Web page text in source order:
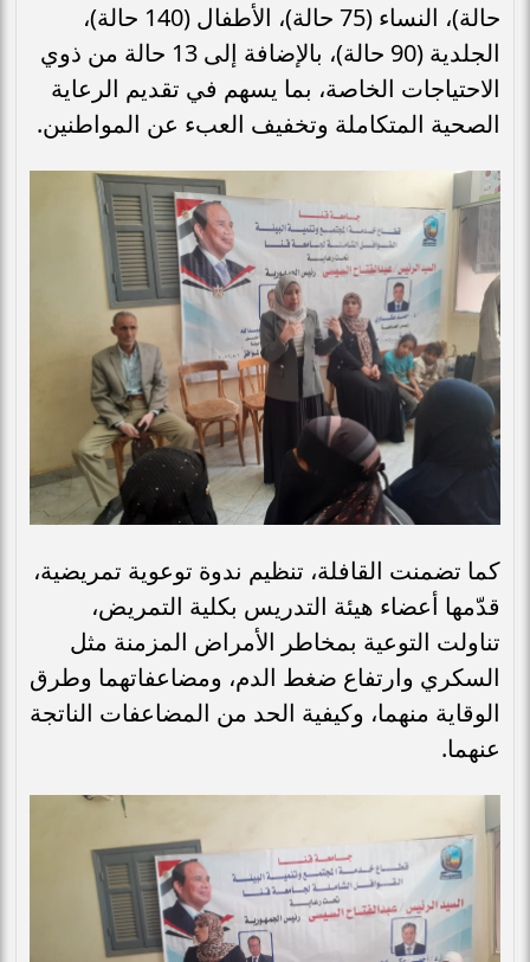
حالة)، النساء (75 حالة)، الأطفال (140 حالة)،
الجلدية (90 حالة)، بالإضافة إلى 13 حالة من ذوي
الاحتياجات الخاصة، بما يسهم في تقديم الرعاية
الصحية المتكاملة وتخفيف العبء عن المواطنين.
كما تضمنت القافلة، تنظيم ندوة توعوية تمريضية،
قدّمها أعضاء هيئة التدريس بكلية التمريض،
تناولت التوعية بمخاطر الأمراض المزمنة مثل
السكري وارتفاع ضغط الدم، ومضاعفاتهما وطرق
الوقاية منهما، وكيفية الحد من المضاعفات الناتجة
عنهما.